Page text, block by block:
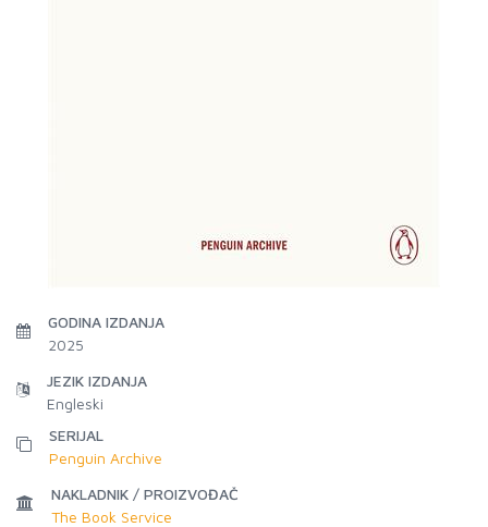
GODINA IZDANJA
2025
JEZIK IZDANJA
Engleski
SERIJAL
Penguin Archive
NAKLADNIK / PROIZVOĐAČ
The Book Service